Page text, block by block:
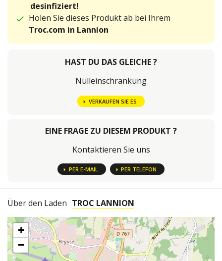
desinfiziert!
Holen Sie dieses Produkt ab bei Ihrem
Troc.com in Lannion
HAST DU DAS GLEICHE ?
Nulleinschränkung
VERKAUFEN SIE ES
EINE FRAGE ZU DIESEM PRODUKT ?
Kontaktieren Sie uns
PER E-MAIL PER TELEFON
Über den Laden TROC LANNION
+
−